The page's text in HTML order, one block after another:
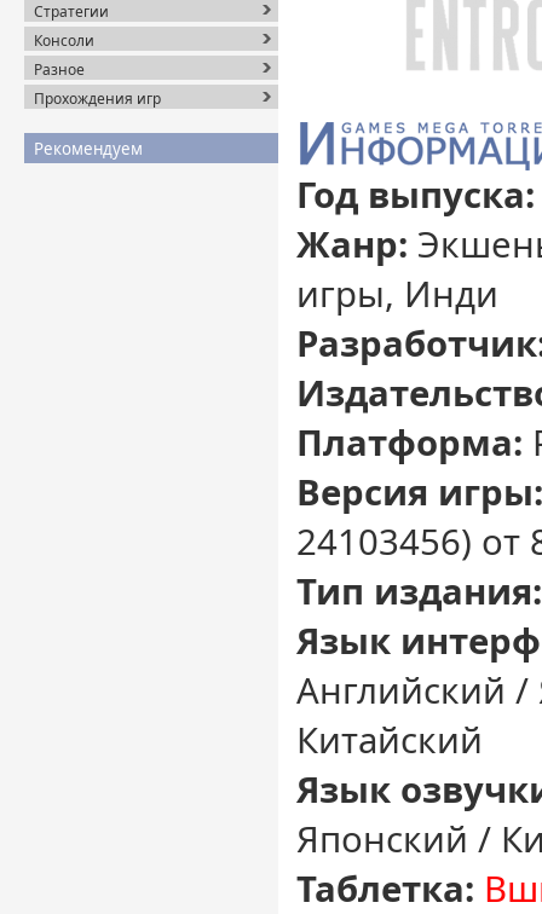
Стратегии
Консоли
Разное
Прохождения игр
Рекомендуем
Год выпуска:
Жанр:
игры, Инди
Платформа:
Версия игры:
24103456) от
Тип издания:
Язык
Английский
Китайский
Язык
Японский /
Таблетка: